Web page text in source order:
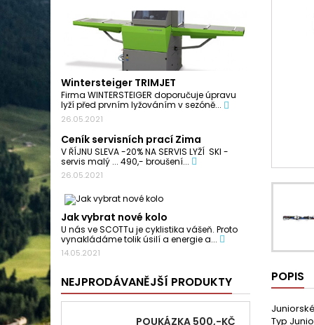
Wintersteiger TRIMJET
Firma WINTERSTEIGER doporučuje úpravu
lyží před prvním lyžováním v sezóně...
26.05.2021
Ceník servisních prací Zima
V ŘÍJNU SLEVA -20% NA SERVIS LYŽÍ SKI -
servis malý ... 490,- broušení...
26.05.2021
Jak vybrat nové kolo
U nás ve SCOTTu je cyklistika vášeň. Proto
vynakládáme tolik úsilí a energie a...
14.05.2021
NEJPRODÁVANĚJŠÍ PRODUKTY
POUKÁZKA 500,-KČ
POPIS
Typ